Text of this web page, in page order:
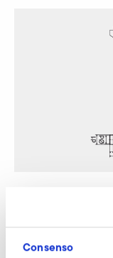
Consenso